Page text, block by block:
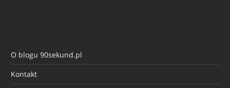
O blogu 90sekund.pl
Kontakt